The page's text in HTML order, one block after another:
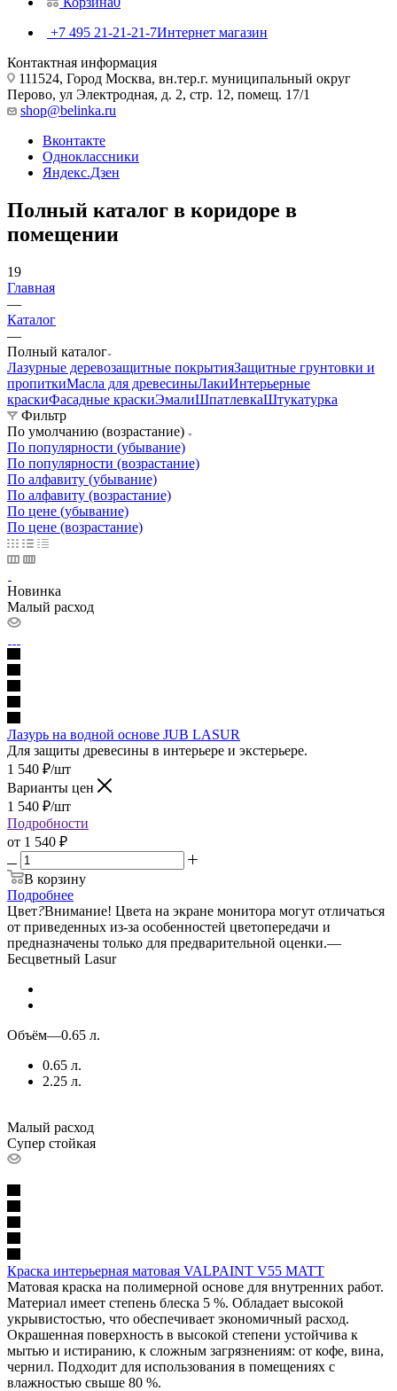
+7 495 21-21-21-7Интернет магазин
Контактная информация
111524, Город Москва, вн.тер.г. муниципальный округ
Перово, ул Электродная, д. 2, стр. 12, помещ. 17/1
shop@belinka.ru
Вконтакте
Одноклассники
Яндекс.Дзен
Полный каталог в коридоре в
помещении
19
Главная
—
Каталог
—
Полный каталог
Лазурные деревозащитные покрытияЗащитные грунтовки и
пропиткиМасла для древесиныЛакиИнтерьерные
краскиФасадные краскиЭмалиШпатлевкаШтукатурка
Фильтр
По умолчанию (возрастание)
По популярности (убывание)
По популярности (возрастание)
По алфавиту (убывание)
По алфавиту (возрастание)
По цене (убывание)
По цене (возрастание)
Новинка
Малый расход
Лазурь на водной основе JUB LASUR
Для защиты древесины в интерьере и экстерьере.
1 540 ₽/шт
Варианты цен
1 540 ₽/шт
Подробности
от 1 540 ₽
В корзину
Подробнее
Цвет?Внимание! Цвета на экране монитора могут отличаться
от приведенных из-за особенностей цветопередачи и
предназначены только для предварительной оценки.—
Бесцветный Lasur
Объём—0.65 л.
0.65 л.
2.25 л.
Малый расход
Супер стойкая
Краска интерьерная матовая VALPAINT V55 MATT
Матовая краска на полимерной основе для внутренних работ.
Материал имеет степень блеска 5 %. Обладает высокой
укрывистостью, что обеспечивает экономичный расход.
Окрашенная поверхность в высокой степени устойчива к
мытью и истиранию, к сложным загрязнениям: от кофе, вина,
чернил. Подходит для использования в помещениях с
влажностью свыше 80 %.